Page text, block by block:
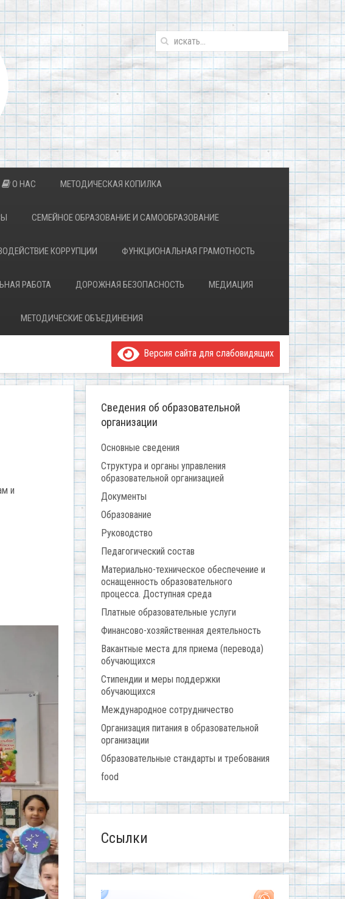
О НАС МЕТОДИЧЕСКАЯ КОПИЛКА
СЕМЕЙНОЕ ОБРАЗОВАНИЕ И САМООБРАЗОВАНИЕ
КОРРУПЦИИ ФУНКЦИОНАЛЬНАЯ ГРАМОТНОСТЬ
РАБОТА ДОРОЖНАЯ БЕЗОПАСНОСТЬ МЕДИАЦИЯ
МЕТОДИЧЕСКИЕ ОБЪЕДИНЕНИЯ
Версия сайта для слабовидящих
и
Сведения об образовательной
организации
Основные сведения
Структура и органы управления
образовательной организацией
Документы
Образование
Руководство
Педагогический состав
Материально-техническое обеспечение и
оснащенность образовательного
процесса. Доступная среда
Платные образовательные услуги
Финансово-хозяйственная деятельность
Вакантные места для приема (перевода)
обучающихся
Стипендии и меры поддержки
обучающихся
Международное сотрудничество
Организация питания в образовательной
организации
Образовательные стандарты и требования
food
Ссылки